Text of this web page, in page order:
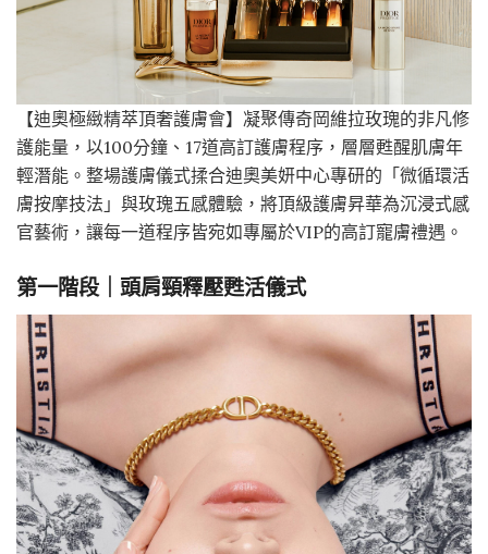
【迪奧極緻精萃頂奢護膚會】凝聚傳奇岡維拉玫瑰的非凡修
護能量，以100分鐘、17道高訂護膚程序，層層甦醒肌膚年
輕潛能。整場護膚儀式揉合迪奧美妍中心專研的「微循環活
膚按摩技法」與玫瑰五感體驗，將頂級護膚昇華為沉浸式感
官藝術，讓每一道程序皆宛如專屬於VIP的高訂寵膚禮遇。
第一階段｜頭肩頸釋壓甦活儀式